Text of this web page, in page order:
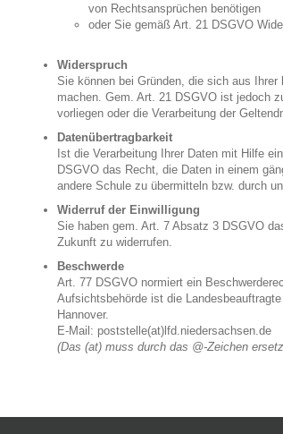
von Rechtsansprüchen benötigen
oder Sie gemäß Art. 21 DSGVO
Widerspruch
Sie können bei Gründen, die sich aus
machen. Gem. Art. 21 DSGVO ist jedoch
vorliegen oder die Verarbeitung der
Datenübertragbarkeit
Ist die Verarbeitung Ihrer Daten mit Hilfe
DSGVO das Recht, die Daten in einem
andere Schule zu übermitteln bzw. durch
Widerruf der Einwilligung
Sie haben gem. Art. 7 Absatz 3 DSGVO
Zukunft zu widerrufen.
Beschwerde
Art. 77 DSGVO normiert ein
Aufsichtsbehörde ist die
Hannover.
E-Mail: poststelle(at)lfd.niedersachsen.de
(Das (at) muss durch das @-Zeichen